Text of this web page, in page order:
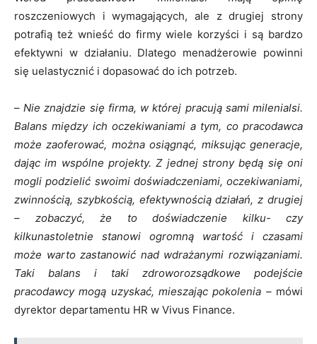
roszczeniowych i wymagających, ale z drugiej strony
potrafią też wnieść do firmy wiele korzyści i są bardzo
efektywni w działaniu. Dlatego menadżerowie powinni
się uelastycznić i dopasować do ich potrzeb.
–Nie znajdzie się firma, w której pracują sami milenialsi.
Balans między ich oczekiwaniami a tym, co pracodawca
może zaoferować, można osiągnąć, miksując generacje,
dając im wspólne projekty. Z jednej strony będą się oni
mogli podzielić swoimi doświadczeniami, oczekiwaniami,
zwinnością, szybkością, efektywnością działań, z drugiej
– zobaczyć, że to doświadczenie kilku- czy
kilkunastoletnie stanowi ogromną wartość i czasami
może warto zastanowić nad wdrażanymi rozwiązaniami.
Taki balans i taki zdroworozsądkowe podejście
pracodawcy mogą uzyskać, mieszając pokolenia –mówi
dyrektor departamentu HR w Vivus Finance.